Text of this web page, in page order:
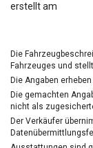
erstellt am
Die
Fahrzeuges und
Die Angaben
Die gemachten
nicht als
Der Verkäufer